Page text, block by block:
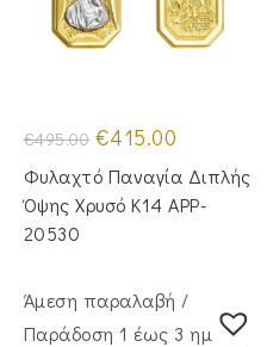
€495.00 Original
price
was:
€495.00.
€415.00
τιμή
είναι:
€415.00.
Φυλαχτό Παναγία Διπλής
Όψης Χρυσό Κ14 APP-
20530
Άμεση παραλαβή /
Παράδoση 1 έως 3 ημέρες